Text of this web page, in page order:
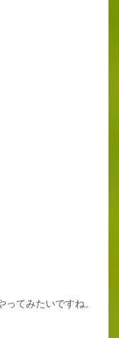
てみたいですね。